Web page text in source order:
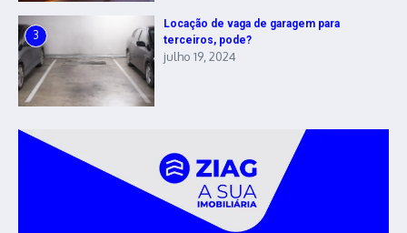
3
Locação de vaga de garagem para
terceiros, pode?
julho 19, 2024